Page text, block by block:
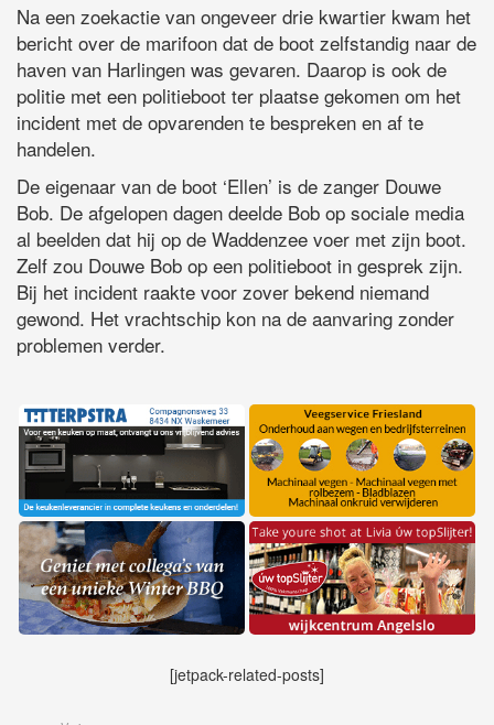
Na een zoekactie van ongeveer drie kwartier kwam het
bericht over de marifoon dat de boot zelfstandig naar de
haven van Harlingen was gevaren. Daarop is ook de
politie met een politieboot ter plaatse gekomen om het
incident met de opvarenden te bespreken en af te
handelen.
De eigenaar van de boot ‘Ellen’ is de zanger Douwe
Bob. De afgelopen dagen deelde Bob op sociale media
al beelden dat hij op de Waddenzee voer met zijn boot.
Zelf zou Douwe Bob op een politieboot in gesprek zijn.
Bij het incident raakte voor zover bekend niemand
gewond. Het vrachtschip kon na de aanvaring zonder
problemen verder.
[jetpack-related-posts]